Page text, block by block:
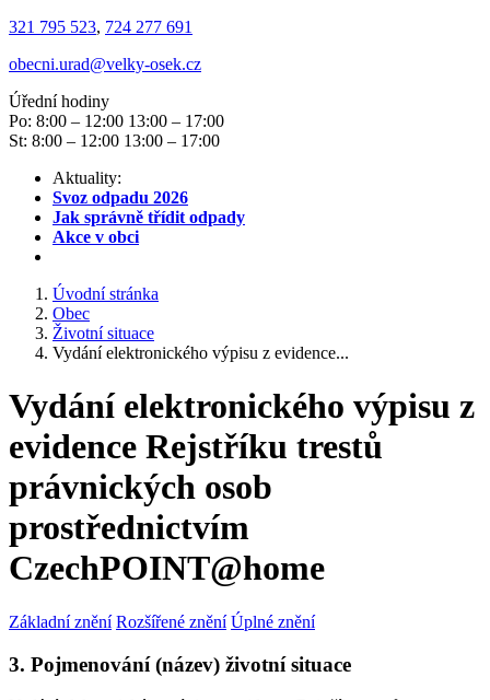
321 795 523, 724 277 691
obecni.urad@velky-osek.cz
Úřední hodiny
Po: 8:00 – 12:00 13:00 – 17:00
St: 8:00 – 12:00 13:00 – 17:00
Aktuality:
Svoz odpadu 2026
Jak správně třídit odpady
Akce v obci
Úvodní stránka
Obec
Životní situace
Vydání elektronického výpisu z evidence...
Vydání elektronického výpisu z
evidence Rejstříku trestů
právnických osob
prostřednictvím
CzechPOINT@home
Základní znění Rozšířené znění Úplné znění
3. Pojmenování (název) životní situace